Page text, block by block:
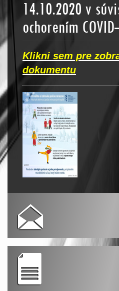
14.10.2020 v
ochorením
Klikni sem pre
dokumentu